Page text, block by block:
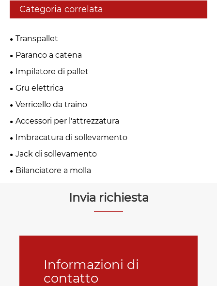
Categoria correlata
Transpallet
Paranco a catena
Impilatore di pallet
Gru elettrica
Verricello da traino
Accessori per l'attrezzatura
Imbracatura di sollevamento
Jack di sollevamento
Bilanciatore a molla
Invia richiesta
Informazioni di
contatto